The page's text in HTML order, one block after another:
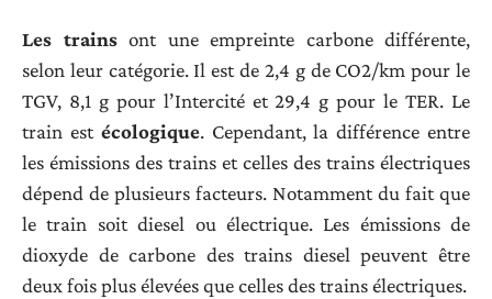
Les trainsont une empreinte carbone différente,
selon leur catégorie. Il est de 2,4 g de CO2/km pour le
TGV, 8,1 g pour l’Intercité et 29,4 g pour le TER. Le
train est écologique. Cependant, la différence entre
les émissions des trains et celles des trains électriques
dépend de plusieurs facteurs. Notamment du fait que
le train soit diesel ou électrique. Les émissions de
dioxyde de carbone des trains diesel peuvent être
deux fois plus élevées que celles des trains électriques.